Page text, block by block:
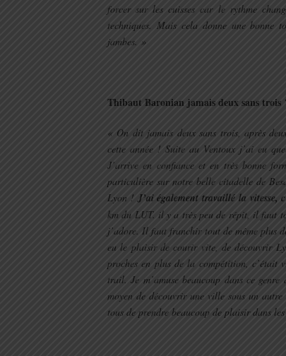
forcer sur les cuisses car le rythme
techniques. Mais cela donne une
jambes. »
Thibaut Baronian jamais deux sans trois
« On dit jamais deux sans trois, après
cette année ! Suite au Ventoux j’ai eu
J’arrive en confiance et en très bonne
particulière sur notre belle citadelle de
Lyon ! J’ai également travaillé la vitesse,
km du LUT. il y a très peu de répit, il faut
j’adore. Il faut franchir tout de même plus
eu le plaisir de courir vite, de découvrir
proches en plus de la compétition,
trail. Je m’amuse beaucoup dans ce
moyen de découvrir une ville sous un
tous de prendre beaucoup de plaisir dans